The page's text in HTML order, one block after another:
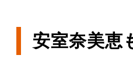
安室奈美恵